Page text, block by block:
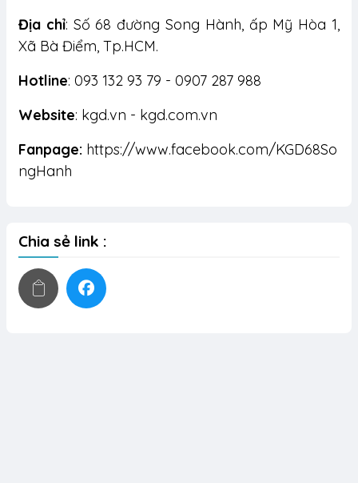
Địa chỉ: Số 68 đường Song Hành, ấp Mỹ Hòa 1,
Xã Bà Điểm, Tp.HCM.
Hotline: 093 132 93 79 - 0907 287 988
Website: kgd.vn - kgd.com.vn
Fanpage: https://www.facebook.com/KGD68So
ngHanh
Chia sẻ link :